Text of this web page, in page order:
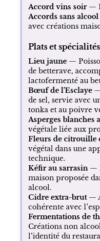
Accord vins soir—
Accords sans alcool
avec créations
Plats et spécialités
Lieu jaune—
de betterave,
lactofermenté au
Bœuf de l’Esclaye—
de sel, servie avec
tonka et au poivre
Asperges blanches
végétale liée aux
Fleurs de citrouille
végétal dans une
technique.
Kéfir au sarrasin—
maison proposée
alcool.
Cidre extra-brut—
cohérente avec
Fermentations de
Créations non
l’identité du